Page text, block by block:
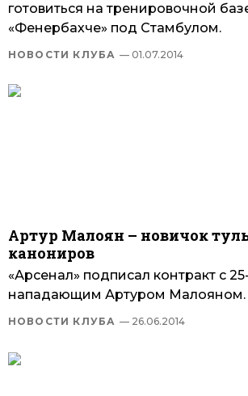
готовиться на тренировочной
«Фенербахче» под Стамбулом.
НОВОСТИ КЛУБА — 01.07.2014
Артур Малоян – новичок
канониров
«Арсенал» подписал контракт с
нападающим Артуром Малояном.
НОВОСТИ КЛУБА — 26.06.2014